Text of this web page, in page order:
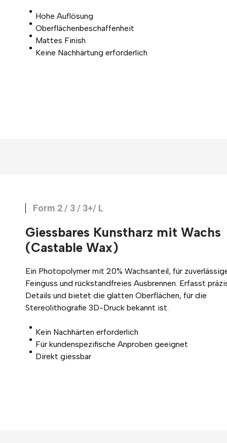
Hohe Auflösung
Oberflächenbeschaffenheit
Mattes Finish
Keine Nachhärtung erforderlich
Form 2 / 3 / 3+/ L
Giessbares Kunstharz mit Wachs
(Castable Wax)
Ein Photopolymer mit 20% Wachsanteil, für
Feinguss und rückstandfreies Ausbrennen. Erfasst
Details und bietet die glatten Oberflächen, für die
Stereolithografie 3D-Druck bekannt ist.
Kein Nachhärten erforderlich
Für kundenspezifische Anproben geeignet
Direkt giessbar